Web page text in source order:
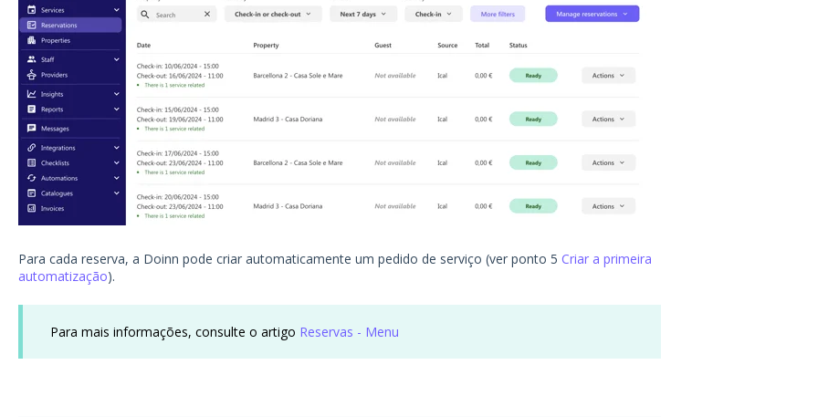
Para cada reserva, a Doinn pode criar automaticamente um pedido de serviço (ver ponto 5 Criar a primeira
automatização).
Para mais informações, consulte o artigo Reservas - Menu